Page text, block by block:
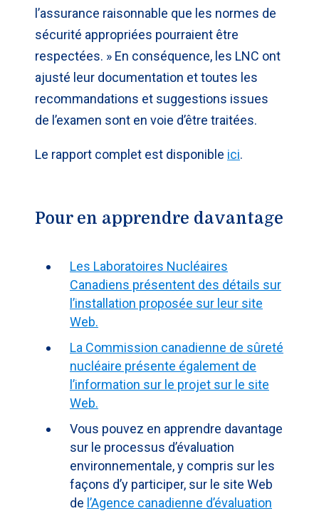
l’assurance raisonnable que les normes de
sécurité appropriées pourraient être
respectées. » En conséquence, les LNC ont
ajusté leur documentation et toutes les
recommandations et suggestions issues
de l’examen sont en voie d’être traitées.
Le rapport complet est disponible ici.
Pour en apprendre davantage
Les Laboratoires Nucléaires
Canadiens présentent des détails sur
l’installation proposée sur leur site
Web.
La Commission canadienne de sûreté
nucléaire présente également de
l’information sur le projet sur le site
Web.
Vous pouvez en apprendre davantage
sur le processus d’évaluation
environnementale, y compris sur les
façons d’y participer, sur le site Web
de l’Agence canadienne d’évaluation